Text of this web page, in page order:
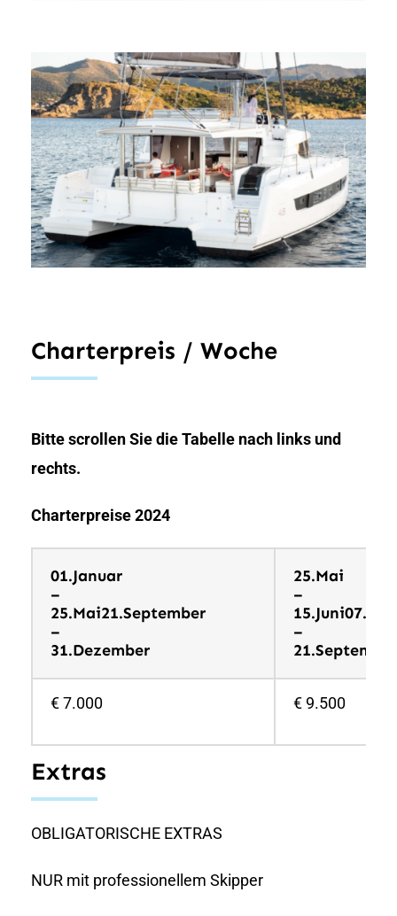
Charterpreis / Woche
Bitte scrollen Sie die Tabelle nach links und
rechts.
Charterpreise 2024
01.Januar
–
25.Mai21.September
–
31.Dezember
25.Mai
–
–
21.September
€ 7.000 € 9.500
Extras
OBLIGATORISCHE EXTRAS
NUR mit professionellem Skipper